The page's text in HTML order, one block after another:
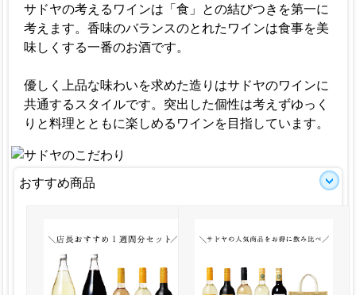
サドヤの考えるワインは「食」との結びつきを第一に
考えます。香味のバランスのとれたワインは食事を美
味しくする一番のお酒です。
優しく上品な味わいを求めた造りはサドヤのワインに
共通するスタイルです。突出した個性は考えずゆっく
りと料理とともに楽しめるワインを目指しています。
おすすめ商品